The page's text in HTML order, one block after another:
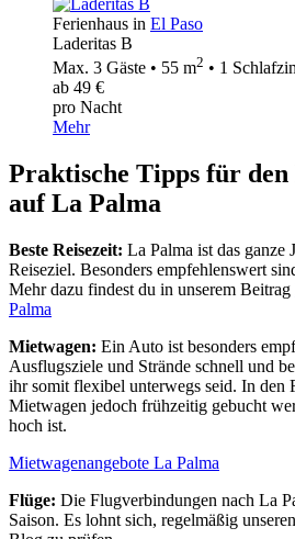
Ferienhaus in El Paso
Laderitas B
Max. 3 Gäste • 55 m2 • 1
ab 49 €
pro Nacht
Mehr
Praktische Tipps für
auf La Palma
Beste Reisezeit: La Palma ist das ganze
Reiseziel. Besonders empfehlenswert
Mehr dazu findest du in unserem Beitrag
Palma
Mietwagen: Ein Auto ist besonders
Ausflugsziele und Strände schnell und
ihr somit flexibel unterwegs seid. In den
Mietwagen jedoch frühzeitig gebucht
hoch ist.
Mietwagenangebote La Palma
Flüge: Die Flugverbindungen nach La
Saison. Es lohnt sich, regelmäßig